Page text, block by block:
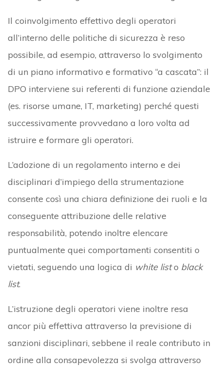
Il coinvolgimento effettivo degli operatori
all’interno delle politiche di sicurezza è reso
possibile, ad esempio, attraverso lo svolgimento
di un piano informativo e formativo “a cascata”: il
DPO interviene sui referenti di funzione aziendale
(es. risorse umane, IT, marketing) perché questi
successivamente provvedano a loro volta ad
istruire e formare gli operatori.
L’adozione di un regolamento interno e dei
disciplinari d’impiego della strumentazione
consente così una chiara definizione dei ruoli e la
conseguente attribuzione delle relative
responsabilità, potendo inoltre elencare
puntualmente quei comportamenti consentiti o
vietati, seguendo una logica di white listo black
list.
L’istruzione degli operatori viene inoltre resa
ancor più effettiva attraverso la previsione di
sanzioni disciplinari, sebbene il reale contributo in
ordine alla consapevolezza si svolga attraverso